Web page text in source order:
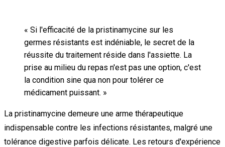
« Si l'efficacité de la pristinamycine sur les
germes résistants est indéniable, le secret de la
réussite du traitement réside dans l'assiette. La
prise au milieu du repas n'est pas une option, c'est
la condition sine qua non pour tolérer ce
médicament puissant. »
La pristinamycine demeure une arme thérapeutique
indispensable contre les infections résistantes, malgré une
tolérance digestive parfois délicate. Les retours d'expérience